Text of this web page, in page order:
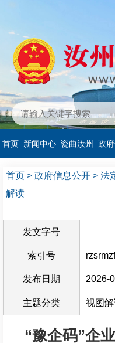
首页 新闻中心 瓷曲汝州 政
首页 > 政府信息公开 > 法
解读
发文字号
索引号
发布日期 2026-
主题分类 视图
“豫企码”企